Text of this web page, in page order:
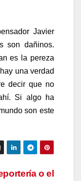
Javier
son dañinos.
es la pereza
una verdad
decir que no
Si algo ha
son este
o el